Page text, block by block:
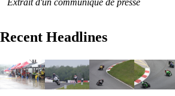
Extrait d'un communiqué de presse
Recent Headlines